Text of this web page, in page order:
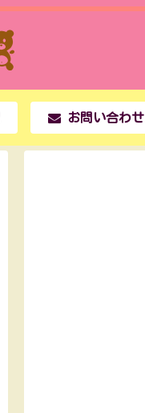
お問い合わせ